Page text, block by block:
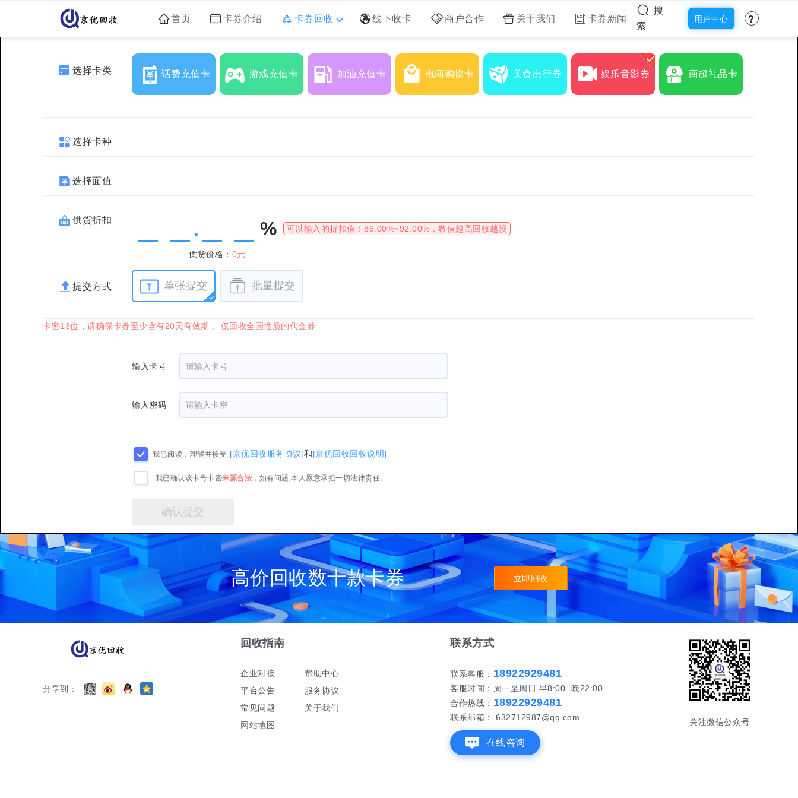
首页 卡券介绍 卡券回收 线下收卡 商户合作 关于我们 卡券新闻
搜
索
用户中心 ?
选择卡类 话费充值卡 游戏充值卡 加油充值卡 电商购物卡 美食出行券 娱乐音影券 商超礼品卡
选择卡种
选择面值
供货折扣 . %
供货价格： 0元
可以输入的折扣值： 86.00%~92.00% ，数值越高回收越慢
提交方式 单张提交 批量提交
卡密13位，请确保卡券至少含有20天有效期， 仅回收全国性质的代金券
输入卡号
输入密码
我已阅读，理解并接受 [京优回收服务协议]和[京优回收回收说明]
我已确认该卡号卡密来源合法 ，如有问题,本人愿意承担一切法律责任。
高价回收数十款卡券 立即回收
分享到：
回收指南
企业对接
平台公告
常见问题
网站地图
帮助中心
服务协议
关于我们
联系方式
联系客服： 18922929481
客服时间：周一至周日 早8:00 -晚22:00
合作热线： 18922929481
联系邮箱： 632712987@qq.com
在线咨询
关注微信公众号